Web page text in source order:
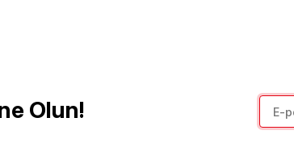
Olun!